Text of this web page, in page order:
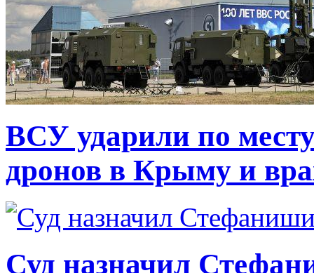
ВСУ ударили по
дронов в Крыму и
Суд назначил